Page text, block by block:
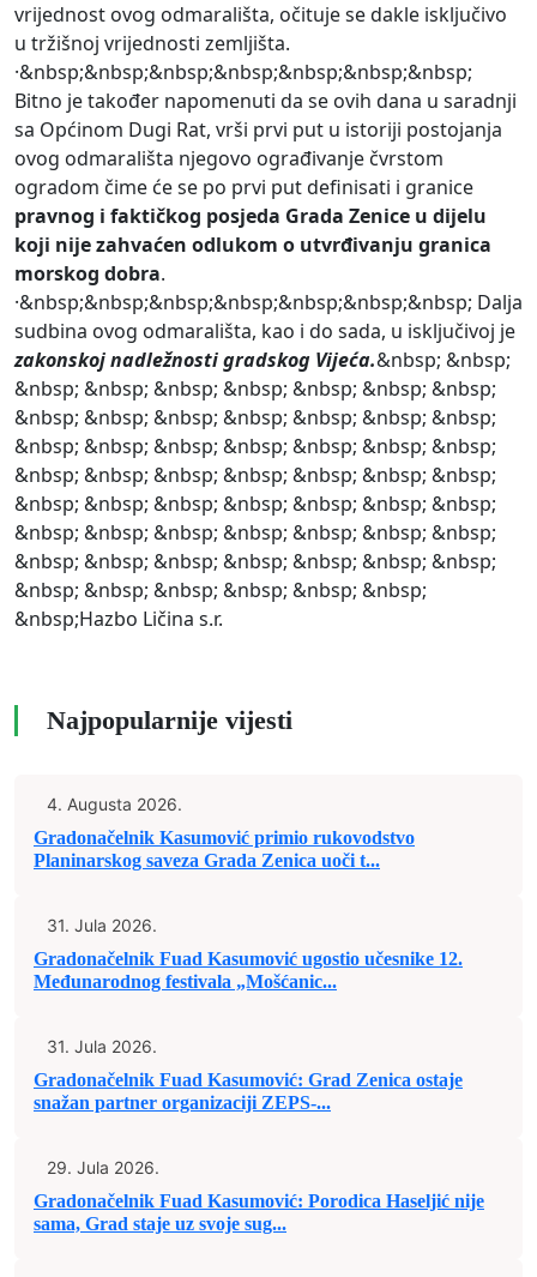
vrijednost ovog odmarališta, očituje se dakle isključivo
u tržišnoj vrijednosti zemljišta.
·&nbsp;&nbsp;&nbsp;&nbsp;&nbsp;&nbsp;&nbsp;
Bitno je također napomenuti da se ovih dana u saradnji
sa Općinom Dugi Rat, vrši prvi put u istoriji postojanja
ovog odmarališta njegovo ograđivanje čvrstom
ogradom čime će se po prvi put definisati i granice
pravnog i faktičkog posjeda Grada Zenice u dijelu
koji nije zahvaćen odlukom o utvrđivanju granica
morskog dobra.
·&nbsp;&nbsp;&nbsp;&nbsp;&nbsp;&nbsp;&nbsp; Dalja
sudbina ovog odmarališta, kao i do sada, u isključivoj je
zakonskoj nadležnosti gradskog Vijeća.&nbsp; &nbsp;
&nbsp; &nbsp; &nbsp; &nbsp; &nbsp; &nbsp; &nbsp;
&nbsp; &nbsp; &nbsp; &nbsp; &nbsp; &nbsp; &nbsp;
&nbsp; &nbsp; &nbsp; &nbsp; &nbsp; &nbsp; &nbsp;
&nbsp; &nbsp; &nbsp; &nbsp; &nbsp; &nbsp; &nbsp;
&nbsp; &nbsp; &nbsp; &nbsp; &nbsp; &nbsp; &nbsp;
&nbsp; &nbsp; &nbsp; &nbsp; &nbsp; &nbsp; &nbsp;
&nbsp; &nbsp; &nbsp; &nbsp; &nbsp; &nbsp; &nbsp;
&nbsp; &nbsp; &nbsp; &nbsp; &nbsp; &nbsp;
&nbsp;Hazbo Ličina s.r.
Najpopularnije vijesti
4. Augusta 2026.
Gradonačelnik Kasumović primio rukovodstvo
Planinarskog saveza Grada Zenica uoči t...
31. Jula 2026.
Gradonačelnik Fuad Kasumović ugostio učesnike 12.
Međunarodnog festivala „Mošćanic...
31. Jula 2026.
Gradonačelnik Fuad Kasumović: Grad Zenica ostaje
snažan partner organizaciji ZEPS-...
29. Jula 2026.
Gradonačelnik Fuad Kasumović: Porodica Haseljić nije
sama, Grad staje uz svoje sug...